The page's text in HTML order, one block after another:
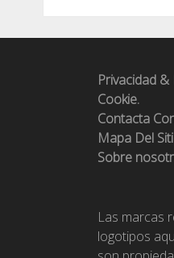
Privacidad
Cookie.
Contacta
Mapa Del
Sobre
Las marcas
logotipos